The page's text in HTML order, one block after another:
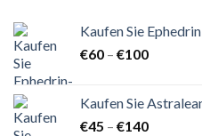
Kaufen Sie
€60 – €100
€100
Kaufen Sie
€45 – €140